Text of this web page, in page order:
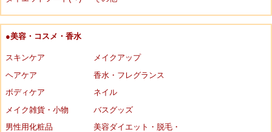
●美容・コスメ・香水
スキンケア
メイクアップ
ヘアケア
香水・フレグランス
ボディケア
ネイル
メイク雑貨・小物
バスグッズ
男性用化粧品
美容ダイエット・脱毛・